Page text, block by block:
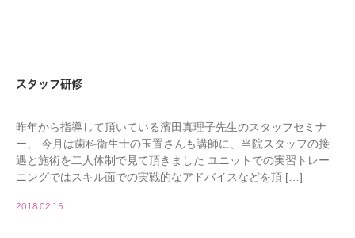
スタッフ研修
昨年から指導して頂いている濱田真理子先生のスタッフセミナ
ー、 今月は歯科衛生士の玉置さんも講師に、当院スタッフの接
遇と施術を二人体制で見て頂きました ユニットでの実習トレー
ニングではスキル面での実戦的なアドバイスなどを頂 […]
2018.02.15